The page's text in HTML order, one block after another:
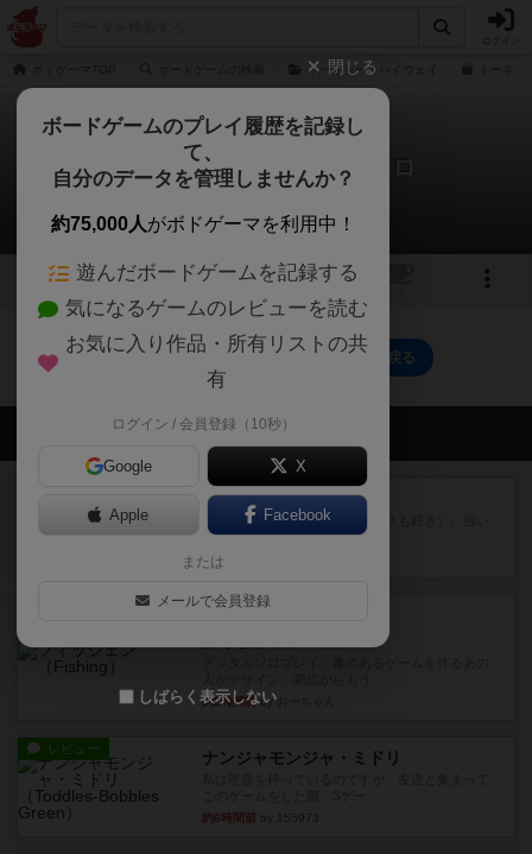
トーキョー・ハイウェイ
トーキョー ハイウェイ ソロ
0件の戦略やコツ
2
トーキョー ハイウェイ ソロのトップに戻る
会員の新しい投稿
マスクメン
マスクメンすごい好き（プロレスも好き）。強い
やつを決めるというより、ジ...
約1時間前
約2時間前by おーちゃん
レビュー ナンジャモンジャ・ミドリ
約6時間前
閉じる
ボードゲームのプレイ履歴を記録し
て、
自分のデータを管理しませんか？
約75,000人がボドゲーマを利用中！
遊んだボードゲームを記録する
気になるゲームのレビューを読む
お気に入り作品・所有リストの共
有
ログイン / 会員登録（10秒）
Google X
Apple Facebook
または
メールで会員登録
しばらく表示しない